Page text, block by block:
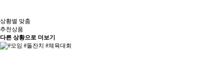
상황별 맞춤
추천상품
다른 상황으로 더보기